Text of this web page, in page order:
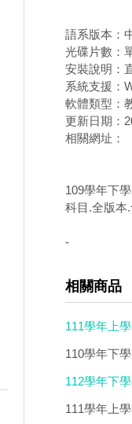
語系版本：
光碟片數：
安裝說明：
系統支援：
軟體類型：
更新日期：
相關網址：
109學年下
科目.全版本
-
相關商品
111學年上
110學年下
含解答、評
112學年下
111學年上